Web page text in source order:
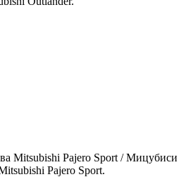
Mitsubishi Pajero Sport / Мицубиси
Pajero Sport.